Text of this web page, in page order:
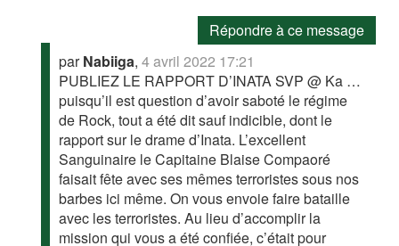
Répondre à ce message
parNabiiga,4 avril 2022 17:21
PUBLIEZ LE RAPPORT D’INATA SVP @ Ka …
puisqu’il est question d’avoir saboté le régime
de Rock, tout a été dit sauf indicible, dont le
rapport sur le drame d’Inata. L’excellent
Sanguinaire le Capitaine Blaise Compaoré
faisait fête avec ses mêmes terroristes sous nos
barbes ici même. On vous envoie faire bataille
avec les terroristes. Au lieu d’accomplir la
mission qui vous a été confiée, c’était pour